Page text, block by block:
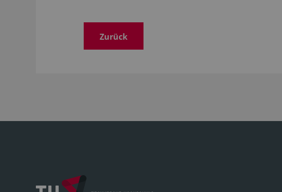
Zurück